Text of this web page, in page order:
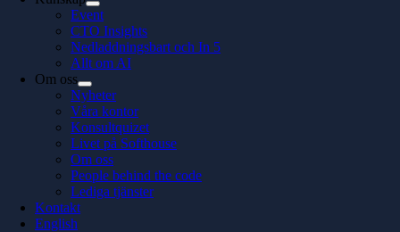
Event
CTO Insights
Nedladdningsbart och In 5
Allt om AI
Om oss
Nyheter
Våra kontor
Konsultquizet
Livet på Softhouse
Om oss
People behind the code
Lediga tjänster
Kontakt
English